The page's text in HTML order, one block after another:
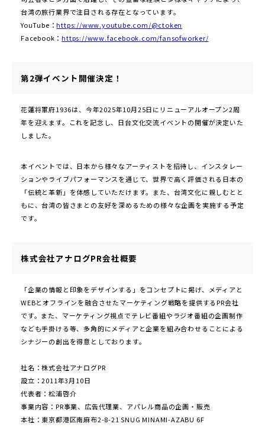
台湾の旅行業界で注目される存在となっています。
YouTube：https://www.youtube.com/@ctoken
Facebook：https://www.facebook.com/fansofworker/
第2弾イベント開催決定！
花蓮将軍府1936は、今年2025年10月25日にリニューアルオープン2周
年を迎えます。これを記念し、日台文化交流イベントの開催が決定いた
しました。
本イベントでは、日本から様々なアーティストを招待し、インスタレー
ションやライブパフォーマンスを通じて、世界で高く評価される日本の
「伝統と革新」を体感していただけます。また、台湾文化に親しむとと
もに、台湾の皆さまとの友好を深めるための様々な企画を実施する予定
です。
株式会社アナログPR会社概要
「企業の情報と印象をデザインする」をコンセプトに掲げ、メディアと
WEBとオフラインを融合させたマーケティング戦略を提供するPR会社
です。また、マーケティング視点でテレビ番組やラジオ番組の企画制作
なども手掛ける等、多角的にメディアと企業を組み合わせることによる
シナジーの創出を得意としております。
社名：株式会社アナログPR
設⽴：2011年3⽉10⽇
代表者：松浦啓介
事業内容：PR事業、広告代理業、アパレル商品の企画・販売
本社：東京都港区南麻布2-8-21 SNUG MINAMI-AZABU 6F